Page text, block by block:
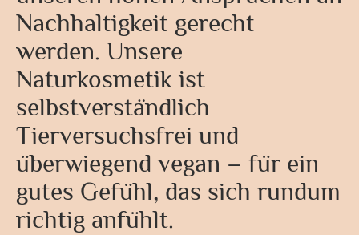
Nachhaltigkeit gerecht
werden. Unsere
Naturkosmetik ist
selbstverständlich
Tierversuchsfrei und
überwiegend vegan – für ein
gutes Gefühl, das sich rundum
richtig anfühlt.